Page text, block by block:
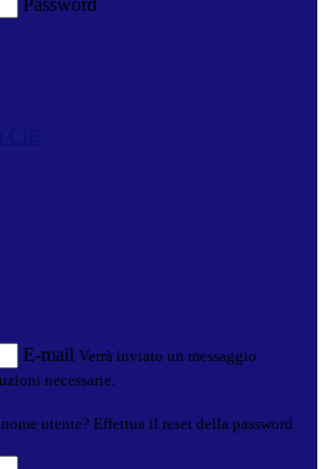
Password
E-mail Verrà inviato un messaggio
necessarie.
utente? Effettua il reset della password